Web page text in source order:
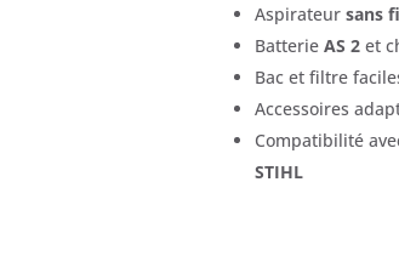
Aspirateur sans
Batterie AS 2et
Bac et filtre
Accessoires
Compatibilité
STIHL